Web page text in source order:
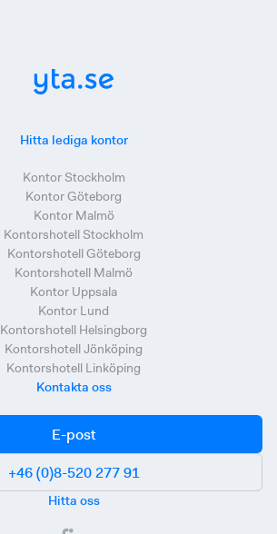
Hitta lediga kontor
Kontor Stockholm
Kontor Göteborg
Kontor Malmö
Kontorshotell Stockholm
Kontorshotell Göteborg
Kontorshotell Malmö
Kontor Uppsala
Kontor Lund
Kontorshotell Helsingborg
Kontorshotell Jönköping
Kontorshotell Linköping
Kontakta oss
E-post
+46 (0)8-520 277 91
Hitta oss